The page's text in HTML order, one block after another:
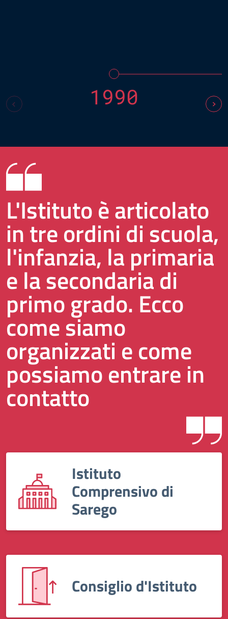
1990
L'Istituto è articolato
in tre ordini di scuola,
l'infanzia, la primaria
e la secondaria di
primo grado. Ecco
come siamo
organizzati e come
possiamo entrare in
contatto
Istituto
Comprensivo di
Sarego
Consiglio d'Istituto